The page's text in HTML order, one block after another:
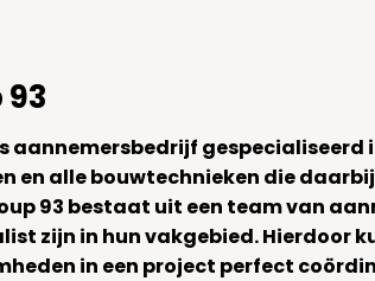
aannemersbedrijf gespecialiseerd
en alle bouwtechnieken die
93 bestaat uit een team van
zijn in hun vakgebied. Hierdoor
in een project perfect